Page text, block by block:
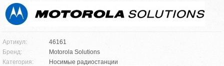
Артикул:
46161
Бренд:
Motorola Solutions
Категория:
Носимые радиостанции